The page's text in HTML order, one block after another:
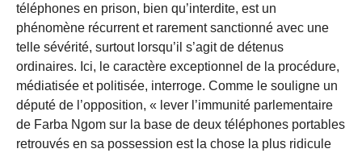
téléphones en prison, bien qu’interdite, est un
phénomène récurrent et rarement sanctionné avec une
telle sévérité, surtout lorsqu’il s’agit de détenus
ordinaires. Ici, le caractère exceptionnel de la procédure,
médiatisée et politisée, interroge. Comme le souligne un
député de l’opposition, « lever l’immunité parlementaire
de Farba Ngom sur la base de deux téléphones portables
retrouvés en sa possession est la chose la plus ridicule